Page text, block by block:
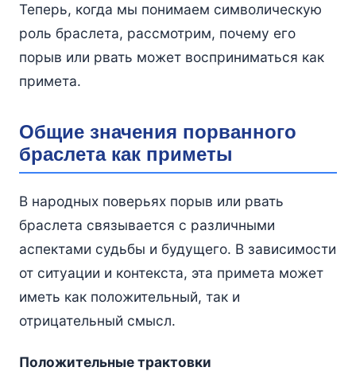
Теперь, когда мы понимаем символическую
роль браслета, рассмотрим, почему его
порыв или рвать может восприниматься как
примета.
Общие значения порванного
браслета как приметы
В народных поверьях порыв или рвать
браслета связывается с различными
аспектами судьбы и будущего. В зависимости
от ситуации и контекста, эта примета может
иметь как положительный, так и
отрицательный смысл.
Положительные трактовки